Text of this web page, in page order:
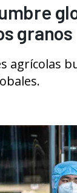
granos
agrícolas